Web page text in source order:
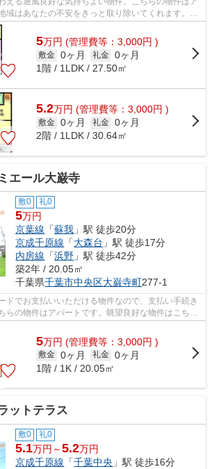
域はあなたの不安をきっと取り除いてくれます。当
大森台」。...
5万円 (管理費等：3,000円 )
敷金 0ヶ月 礼金 0ヶ月
1階 / 1LDK / 27.50㎡
5.2万円 (管理費等：3,000円 )
敷金 0ヶ月 礼金 0ヶ月
2階 / 1LDK / 30.64㎡
エール大巌寺
敷0 礼0
5万円
京葉線 「蘇我 」駅 徒歩20分
京成千原線 「大森台 」駅 徒歩17分
内房線 「浜野 」駅 徒歩42分
築2年 / 20.05㎡
千葉県千葉市中央区大巌寺町277-1
ドでお支払いいただける物件なので、支払い手続き
らの物件はアパートです。眺望良好な物件はこちら
ール大巌寺の...
5万円 (管理費等：3,000円 )
敷金 0ヶ月 礼金 0ヶ月
1階 / 1K / 20.05㎡
ットテラス
敷0 礼0
5.1万円～5.2万円
京成千原線 「千葉中央 」駅 徒歩16分